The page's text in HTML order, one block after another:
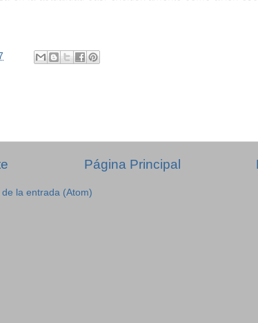
Página Principal
la entrada (Atom)